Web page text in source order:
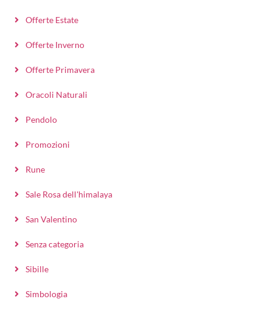
Offerte Estate
Offerte Inverno
Offerte Primavera
Oracoli Naturali
Pendolo
Promozioni
Rune
Sale Rosa dell'himalaya
San Valentino
Senza categoria
Sibille
Simbologia